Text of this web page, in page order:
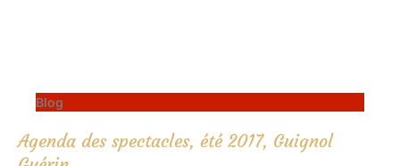
Blog
Agenda des spectacles, été 2017, Guignol